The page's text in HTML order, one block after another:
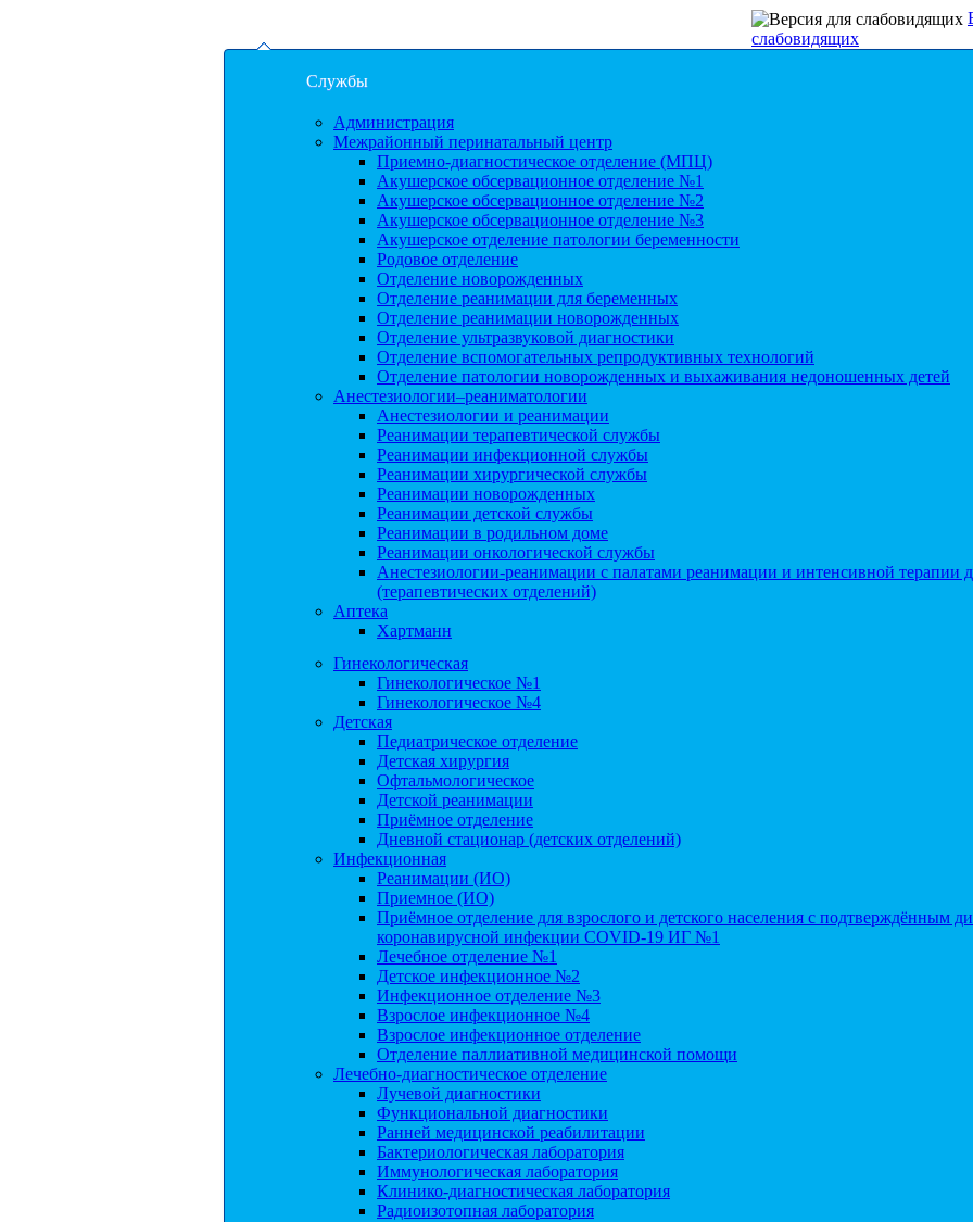
слабовидящих
Службы
Администрация
Межрайонный перинатальный центр
Приемно-диагностическое отделение (МПЦ)
Акушерское обсервационное отделение №1
Акушерское обсервационное отделение №2
Акушерское обсервационное отделение №3
Акушерское отделение патологии беременности
Родовое отделение
Отделение новорожденных
Отделение реанимации для беременных
Отделение реанимации новорожденных
Отделение ультразвуковой диагностики
Отделение вспомогательных репродуктивных технологий
Отделение патологии новорожденных и выхаживания недоношенных детей
Анестезиологии–реаниматологии
Анестезиологии и реанимации
Реанимации терапевтической службы
Реанимации инфекционной службы
Реанимации хирургической службы
Реанимации новорожденных
Реанимации детской службы
Реанимации в родильном доме
Реанимации онкологической службы
Анестезиологии-реанимации с палатами реанимации и интенсивной терапии
(терапевтических отделений)
Аптека
Хартманн
Гинекологическая
Гинекологическое №1
Гинекологическое №4
Детская
Педиатрическое отделение
Детская хирургия
Офтальмологическое
Детской реанимации
Приёмное отделение
Дневной стационар (детских отделений)
Инфекционная
Реанимации (ИО)
Приемное (ИО)
Приёмное отделение для взрослого и детского населения с подтверждённым
коронавирусной инфекции COVID-19 ИГ №1
Лечебное отделение №1
Детское инфекционное №2
Инфекционное отделение №3
Взрослое инфекционное №4
Взрослое инфекционное отделение
Отделение паллиативной медицинской помощи
Лечебно-диагностическое отделение
Лучевой диагностики
Функциональной диагностики
Ранней медицинской реабилитации
Бактериологическая лаборатория
Иммунологическая лаборатория
Клинико-диагностическая лаборатория
Радиоизотопная лаборатория